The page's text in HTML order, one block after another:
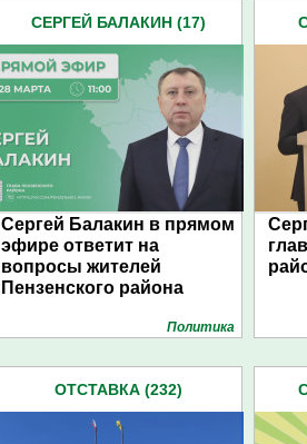
СЕРГЕЙ БАЛАКИН (17)
Сергей Балакин в прямом
эфире ответит на
вопросы жителей
Пензенского района
Политика
ОТСТАВКА (232)